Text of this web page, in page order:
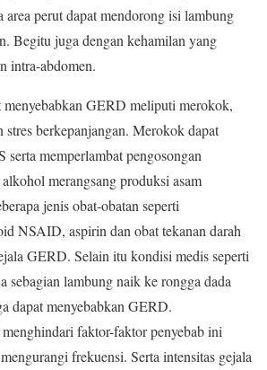
area perut dapat mendorong isi lambung
Begitu juga dengan kehamilan yang
intra-abdomen.
GERD meliputi merokok,
berkepanjangan. Merokok dapat
serta memperlambat pengosongan
merangsang produksi asam
jenis obat-obatan seperti
NSAID, aspirin dan obat tekanan darah
GERD. Selain itu kondisi medis seperti
sebagian lambung naik ke rongga dada
dapat menyebabkan GERD.
faktor-faktor penyebab ini
frekuensi. Serta intensitas gejala